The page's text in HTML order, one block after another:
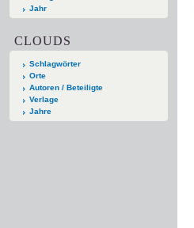
Jahr
CLOUDS
Schlagwörter
Orte
Autoren / Beteiligte
Verlage
Jahre